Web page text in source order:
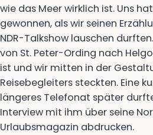
wie das Meer wirklich ist. Uns
gewonnen, als wir seinen
NDR-Talkshow lauschen
von St. Peter-Ording nach
ist und wir mitten in der
Reisebegleiters steckten. Eine
längeres Telefonat später
Interview mit ihm über seine
Urlaubsmagazin abdrucken.